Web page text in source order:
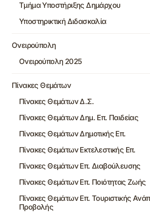
Τμήμα Υποστήριξης Δημάρχου
Υποστηρικτική Διδασκαλία
Ονειρούπολη
Ονειρούπολη 2025
Πίνακες Θεμάτων
Πίνακες Θεμάτων Δ.Σ.
Πίνακες Θεμάτων Δημ. Επ. Παιδείας
Πίνακες Θεμάτων Δημοτικής Επ.
Πίνακες Θεμάτων Εκτελεστικής Επ.
Πίνακες Θεμάτων Επ. Διαβούλευσης
Πίνακες Θεμάτων Επ. Ποιότητας Ζωής
Πίνακες Θεμάτων Επ. Τουριστικής
Προβολής